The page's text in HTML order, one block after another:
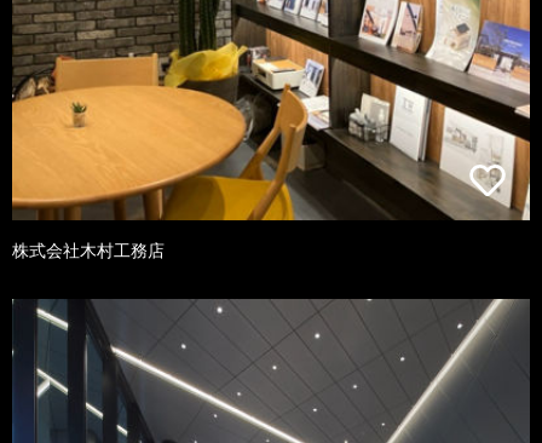
株式会社木村工務店